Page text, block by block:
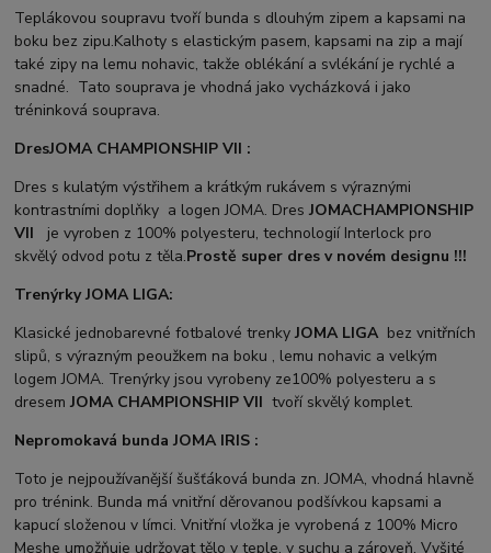
Teplákovou soupravu tvoří bunda s dlouhým zipem a kapsami na
boku bez zipu.Kalhoty s elastickým pasem, kapsami na zip a mají
také zipy na lemu nohavic, takže oblékání a svlékání je rychlé a
snadné. Tato souprava je vhodná jako vycházková i jako
tréninková souprava.
DresJOMA CHAMPIONSHIP VII :
Dres s kulatým výstřihem a krátkým rukávem s výraznými
kontrastními doplňky a logen JOMA. DresJOMACHAMPIONSHIP
VII
je vyroben z 100% polyesteru, technologií Interlock pro
skvělý odvod potu z těla.Prostě super dres v novém designu !!!
Trenýrky JOMA LIGA:
Klasické jednobarevné fotbalové trenky JOMA LIGA bez vnitřních
slipů, s výrazným peoužkem na boku , lemu nohavic a velkým
logem JOMA. Trenýrky jsou vyrobeny ze100% polyesteru a s
dresemJOMA CHAMPIONSHIP VII tvoří skvělý komplet.
Nepromokavá bunda JOMA IRIS :
Toto je nejpoužívanější šušťáková bunda zn. JOMA, vhodná hlavně
pro trénink. Bunda má vnitřní děrovanou podšívkou kapsami a
kapucí složenou v límci. Vnitřní vložka je vyrobená z 100% Micro
Meshe umožňuje udržovat tělo v teple, v suchu a zároveň. Vyšité